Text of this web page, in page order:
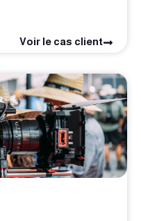
Voir le cas client